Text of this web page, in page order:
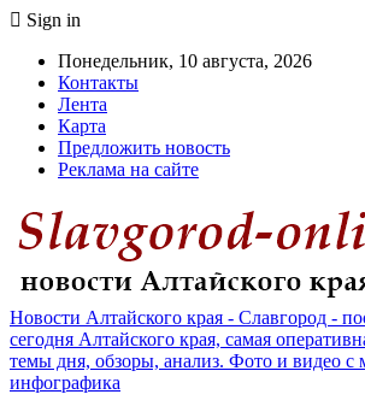
Sign in
Понедельник, 10 августа, 2026
Контакты
Лента
Карта
Предложить новость
Реклама на сайте
Новости Алтайского края - Славгород -
сегодня Алтайского края, самая
темы дня, обзоры, анализ. Фото и видео с
инфографика